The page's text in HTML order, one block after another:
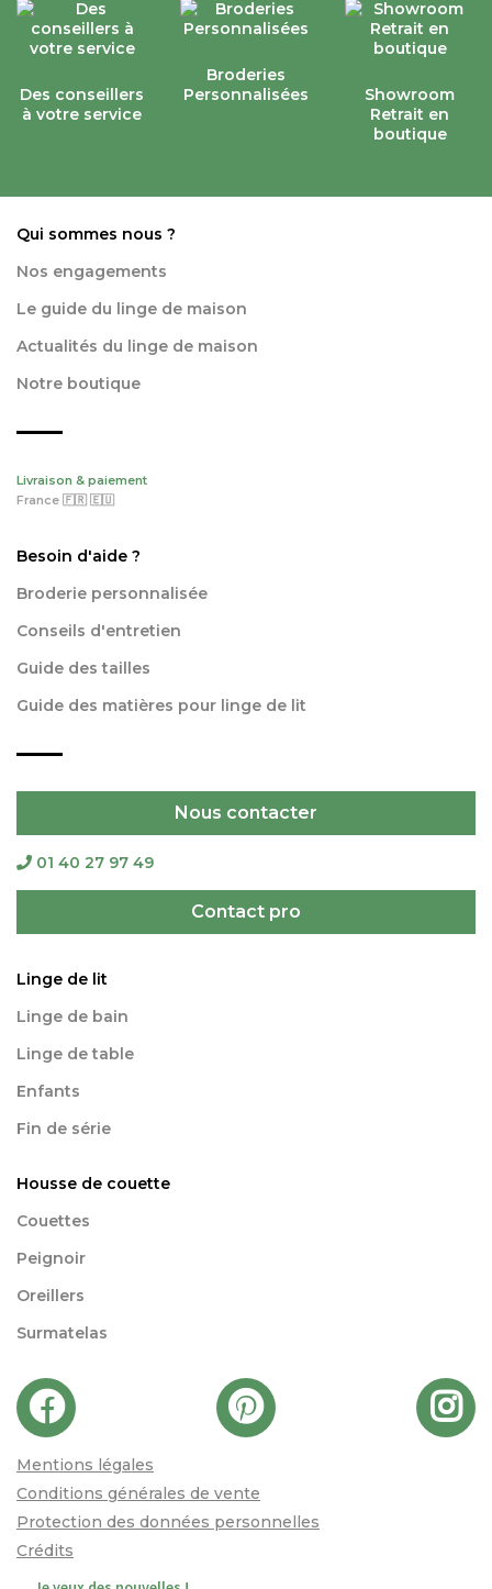
Des conseillers
à votre service
Broderies
Personnalisées
Showroom
Retrait en
boutique
Qui sommes nous ?
Nos engagements
Le guide du linge de maison
Actualités du linge de maison
Notre boutique
Livraison & paiement
France 🇫🇷 🇪🇺
Besoin d'aide ?
Broderie personnalisée
Conseils d'entretien
Guide des tailles
Guide des matières pour linge de lit
Nous contacter
01 40 27 97 49
Contact pro
Linge de lit
Linge de bain
Linge de table
Enfants
Fin de série
Housse de couette
Couettes
Peignoir
Oreillers
Surmatelas
Mentions légales
Conditions générales de vente
Protection des données personnelles
Crédits